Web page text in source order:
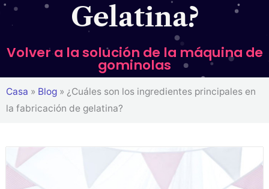
Gelatina?
Volver a la solución de la máquina de
gominolas
Casa » Blog » ¿Cuáles son los ingredientes principales en
la fabricación de gelatina?